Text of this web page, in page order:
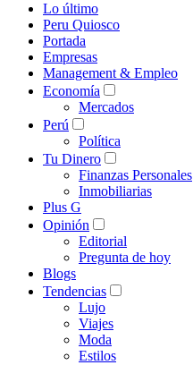
Lo último
Peru Quiosco
Portada
Empresas
Management & Empleo
Economía
Mercados
Perú
Política
Tu Dinero
Finanzas Personales
Inmobiliarias
Plus G
Opinión
Editorial
Pregunta de hoy
Blogs
Tendencias
Lujo
Viajes
Moda
Estilos